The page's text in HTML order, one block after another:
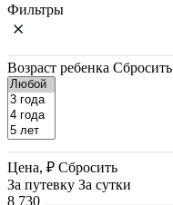
Фильтры
Возраст ребенка Сбросить
Цена, ₽ Сбросить
За путевку За сутки
8 730